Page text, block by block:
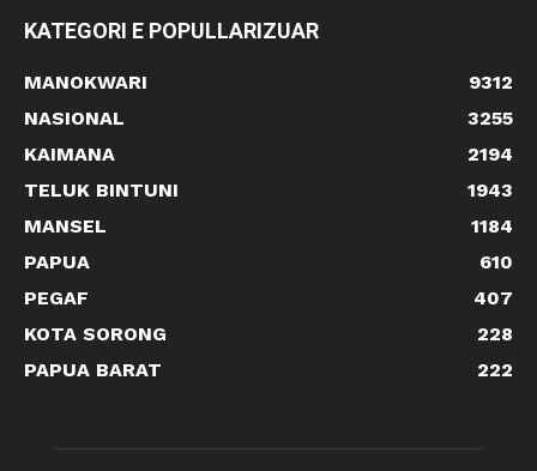
KATEGORI E POPULLARIZUAR
MANOKWARI
9312
NASIONAL
3255
KAIMANA
2194
TELUK BINTUNI
1943
MANSEL
1184
PAPUA
610
PEGAF
407
KOTA SORONG
228
PAPUA BARAT
222